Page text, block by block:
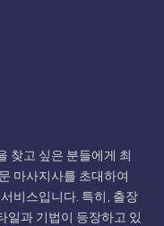
찾고 싶은 분들에게 최
마사지사를 초대하여
비스입니다. 특히, 출장
일과 기법이 등장하고 있